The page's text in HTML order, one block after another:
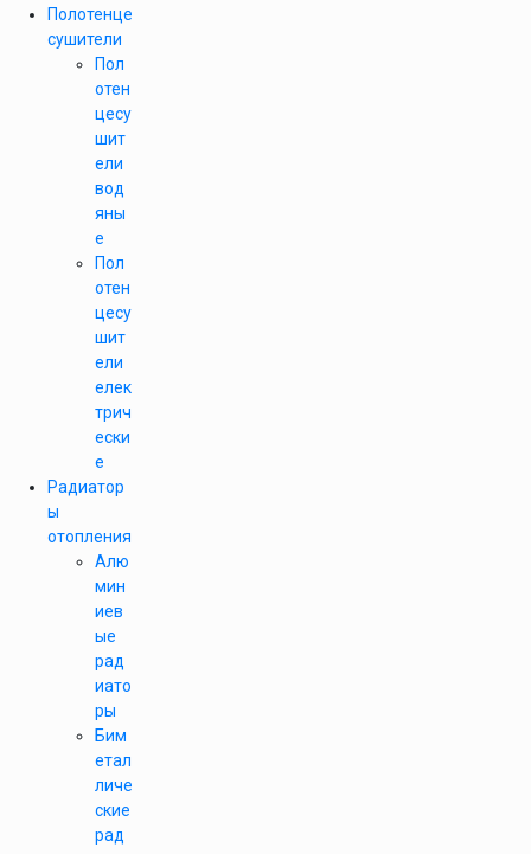
Полотенце
сушители
Пол
отен
цесу
шит
ели
вод
яны
е
Пол
отен
цесу
шит
ели
елек
трич
ески
е
Радиатор
ы
отопления
Алю
мин
иев
ые
рад
иато
ры
Бим
етал
личе
ские
рад